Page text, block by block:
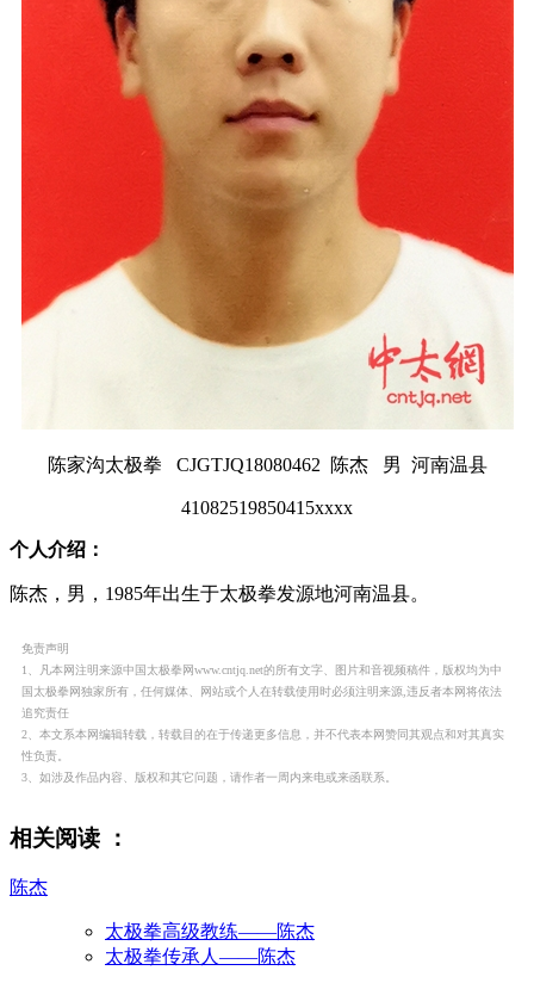
陈家沟太极拳 CJGTJQ18080462 陈杰 男 河南温县
41082519850415xxxx
个人介绍：
陈杰，男，1985年出生于太极拳发源地河南温县。
免责声明
1、凡本网注明来源中国太极拳网www.cntjq.net的所有文字、图片和音视频稿件，版权均为中
国太极拳网独家所有，任何媒体、网站或个人在转载使用时必须注明来源,违反者本网将依法
追究责任
2、本文系本网编辑转载，转载目的在于传递更多信息，并不代表本网赞同其观点和对其真实
性负责。
3、如涉及作品内容、版权和其它问题，请作者一周内来电或来函联系。
相关阅读 ：
陈杰
太极拳高级教练——陈杰
太极拳传承人——陈杰